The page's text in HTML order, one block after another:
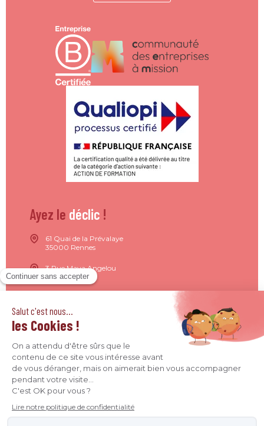
Ayez le déclic !
61 Quai de la Prévalaye
35000 Rennes
3 Rue Maya Angelou
44200 Nantes
4 Quai Jean Moulin
09 71 37 26 34
contact@agence-declic.fr